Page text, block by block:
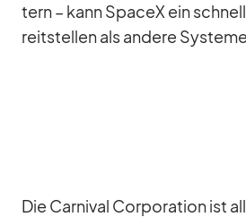
tern – kann SpaceX ein
reit­stel­len als an­dere
Die Car­ni­val Cor­po­ra­tion ist